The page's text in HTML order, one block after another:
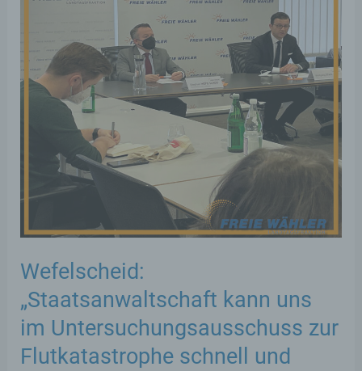
Wefelscheid:
„Staatsanwaltschaft kann uns
im Untersuchungsausschuss zur
Flutkatastrophe schnell und